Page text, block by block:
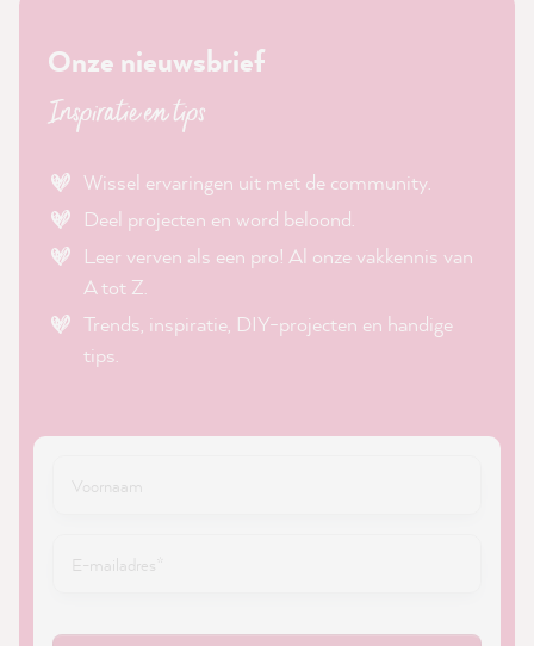
Onze nieuwsbrief
Inspiratie en tips
Wissel ervaringen uit met de community.
Deel projecten en word beloond.
Leer verven als een pro! Al onze vakkennis van
A tot Z.
Trends, inspiratie, DIY-projecten en handige
tips.